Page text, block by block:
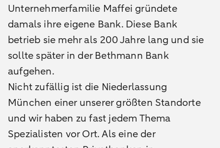
Unternehmerfamilie Maffei gründete
damals ihre eigene Bank. Diese Bank
betrieb sie mehr als 200 Jahre lang und sie
sollte später in der Bethmann Bank
aufgehen.
Nicht zufällig ist die Niederlassung
München einer unserer größten Standorte
und wir haben zu fast jedem Thema
Spezialisten vor Ort. Als eine der